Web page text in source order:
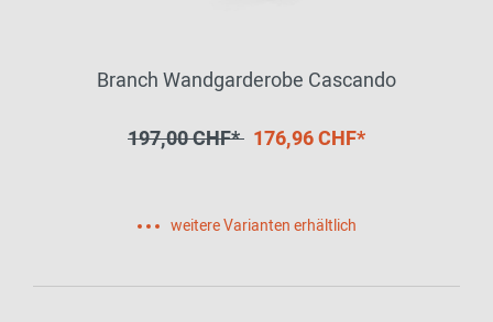
Branch Wandgarderobe Cascando
197,00 CHF* 176,96 CHF*
weitere Varianten erhältlich